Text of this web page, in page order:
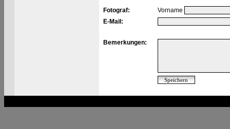
Fotograf:
Vorname
E-Mail:
Bemerkungen: